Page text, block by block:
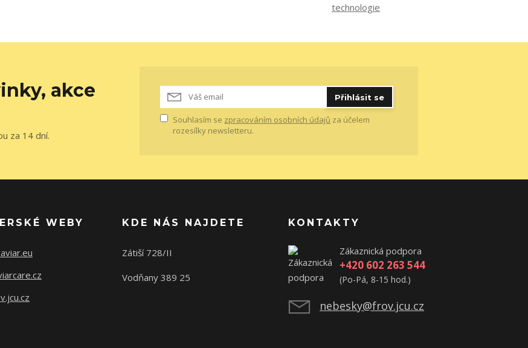
technologie
akce
za 14 dní.
Přihlásit se
Souhlasím se zpracováním osobních údajů za účelem
rozesílky newsletteru.
WEBY KDE NÁS NAJDETE
Zátiší 728/II
Vodňany 389 25
KONTAKTY
Zákaznická podpora
+420 602 263 544
(Po-Pá, 8-15 hod.)
nebesky@frov.jcu.cz